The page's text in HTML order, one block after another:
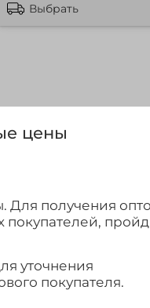
Выбрать
цены
Для получения
покупателей,
уточнения
покупателя.